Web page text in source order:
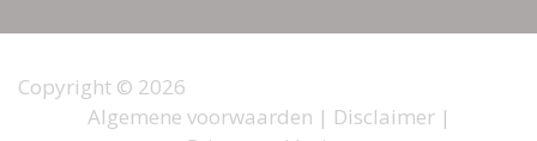
Copyright © 2026
Algemene voorwaarden | Disclaimer|